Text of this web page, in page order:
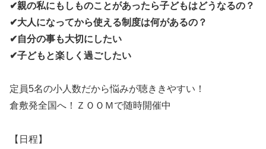
✔親の私にもしものことがあったら子どもはどうなるの？
✔大人になってから使える制度は何があるの？
✔自分の事も大切にしたい
✔子どもと楽しく過ごしたい
定員5名の小人数だから悩みが聴ききやすい！
倉敷発全国へ！ＺＯＯＭで随時開催中
【日程】